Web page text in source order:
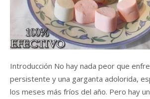
Introducción No hay nada peor que
persistente y una garganta adolorida,
los meses más fríos del año. Pero hay